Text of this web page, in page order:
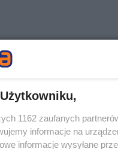
1162 zaufanych
informacje na
informacje wysyłane